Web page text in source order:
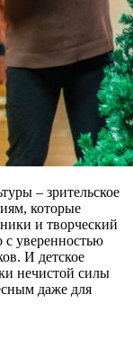
– зрительское
которые
и творческий
уверенностью
И детское
нечистой силы
даже для